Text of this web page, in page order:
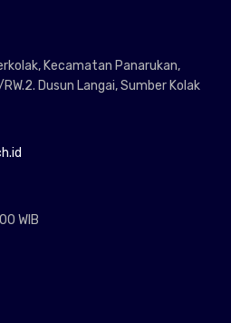
Kecamatan Panarukan,
Dusun Langai, Sumber Kolak
WIB